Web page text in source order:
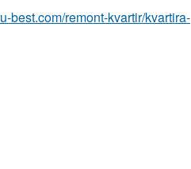
best.com/remont-kvartir/kvartira-